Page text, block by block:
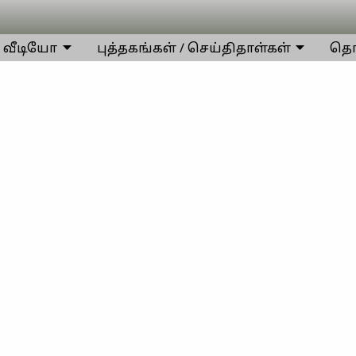
வீடியோ புத்தகங்கள் / செய்திதாள்கள்